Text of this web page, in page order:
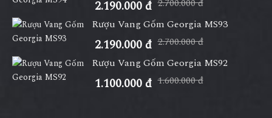
2.190.000 đ 2.700.000 đ
Rượu Vang Gốm Georgia MS93
2.190.000 đ 2.700.000 đ
Rượu Vang Gốm Georgia MS92
1.100.000 đ 1.600.000 đ